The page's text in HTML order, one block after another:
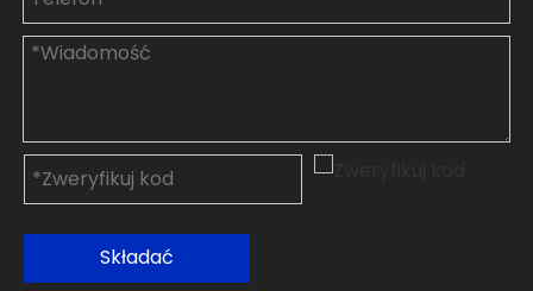
Składać